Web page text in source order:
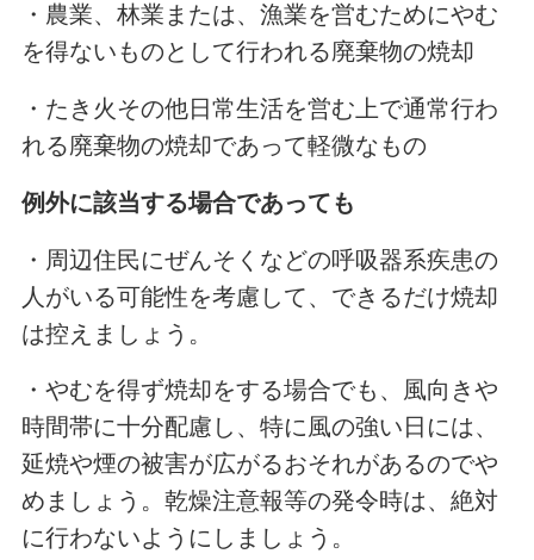
・農業、林業または、漁業を営むためにやむ
を得ないものとして行われる廃棄物の焼却
・たき火その他日常生活を営む上で通常行わ
れる廃棄物の焼却であって軽微なもの
例外に該当する場合であっても
・周辺住民にぜんそくなどの呼吸器系疾患の
人がいる可能性を考慮して、できるだけ焼却
は控えましょう。
・やむを得ず焼却をする場合でも、風向きや
時間帯に十分配慮し、特に風の強い日には、
延焼や煙の被害が広がるおそれがあるのでや
めましょう。乾燥注意報等の発令時は、絶対
に行わないようにしましょう。